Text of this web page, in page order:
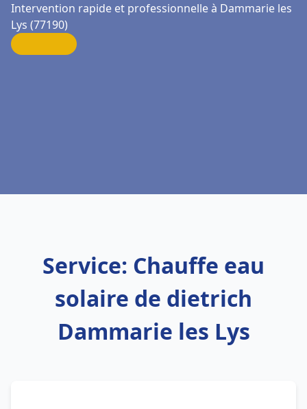
Intervention rapide et professionnelle à Dammarie les
Lys (77190)
Service: Chauffe eau
solaire de dietrich
Dammarie les Lys